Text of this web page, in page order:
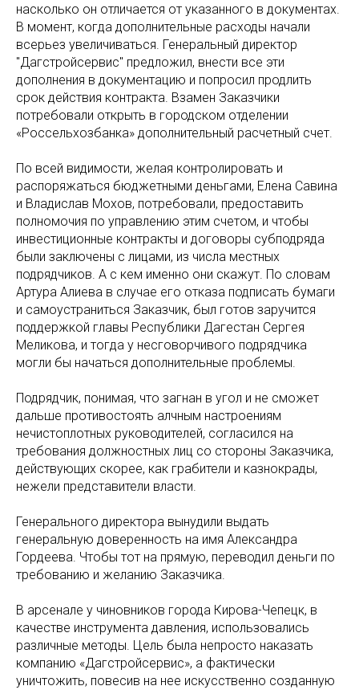
насколько он отличается от указанного в документах.
В момент, когда дополнительные расходы начали
всерьез увеличиваться. Генеральный директор
"Дагстройсервис" предложил, внести все эти
дополнения в документацию и попросил продлить
срок действия контракта. Взамен Заказчики
потребовали открыть в городском отделении
«Россельхозбанка» дополнительный расчетный счет.
По всей видимости, желая контролировать и
распоряжаться бюджетными деньгами, Елена Савина
и Владислав Мохов, потребовали, предоставить
полномочия по управлению этим счетом, и чтобы
инвестиционные контракты и договоры субподряда
были заключены с лицами, из числа местных
подрядчиков. А с кем именно они скажут. По словам
Артура Алиева в случае его отказа подписать бумаги
и самоустраниться Заказчик, был готов заручится
поддержкой главы Республики Дагестан Сергея
Меликова, и тогда у несговорчивого подрядчика
могли бы начаться дополнительные проблемы.
Подрядчик, понимая, что загнан в угол и не сможет
дальше противостоять алчным настроениям
нечистоплотных руководителей, согласился на
требования должностных лиц со стороны Заказчика,
действующих скорее, как грабители и казнокрады,
нежели представители власти.
Генерального директора вынудили выдать
генеральную доверенность на имя Александра
Гордеева. Чтобы тот на прямую, переводил деньги по
требованию и желанию Заказчика.
В арсенале у чиновников города Кирова-Чепецк, в
качестве инструмента давления, использовались
различные методы. Цель была непросто наказать
компанию «Дагстройсервис», а фактически
уничтожить, повесив на нее искусственно созданную